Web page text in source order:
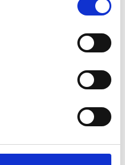
ASC Rollgerüst AGS Pro
doppelseitig 75 x 250 x
€3.649,00 €4.520,77